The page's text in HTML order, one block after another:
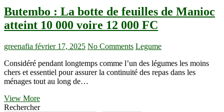
Butembo : La botte de feuilles de Manioc
atteint 10 000 voire 12 000 FC
greenafia février 17, 2025 No Comments Legume
Considéré pendant longtemps comme l’un des légumes les moins
chers et essentiel pour assurer la continuité des repas dans les
ménages tout au long de…
View MoreButembo
:
Rechercher